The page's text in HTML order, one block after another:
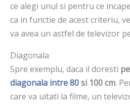
ce alegi unul si pentru ce
ca in functie de acest criteriu,
va avea un astfel de televizor
Diagonala
Spre exemplu, daca il doresti
diagonala intre 80si 100 cm.
care va uitati la filme, un